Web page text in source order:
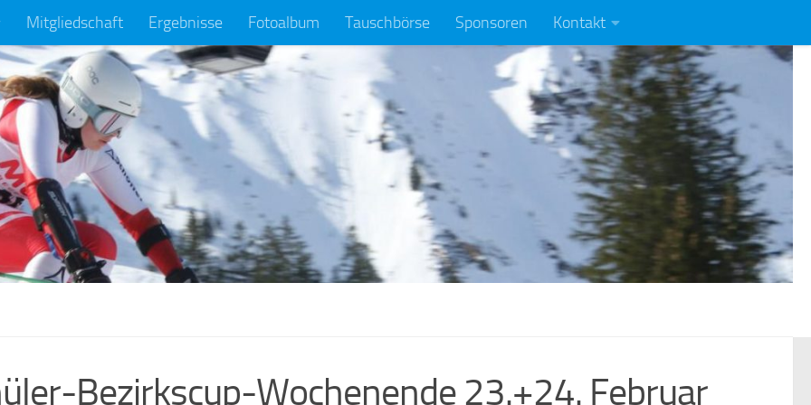
Mitgliedschaft Ergebnisse Fotoalbum Tauschbörse Sponsoren Kontakt
Bezirkscup-Wochenende 23.+24. Februar